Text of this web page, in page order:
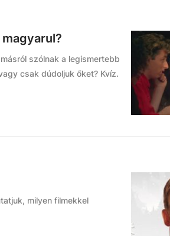
szólnak a legismertebb
csak dúdoljuk őket? Kvíz.
milyen filmekkel